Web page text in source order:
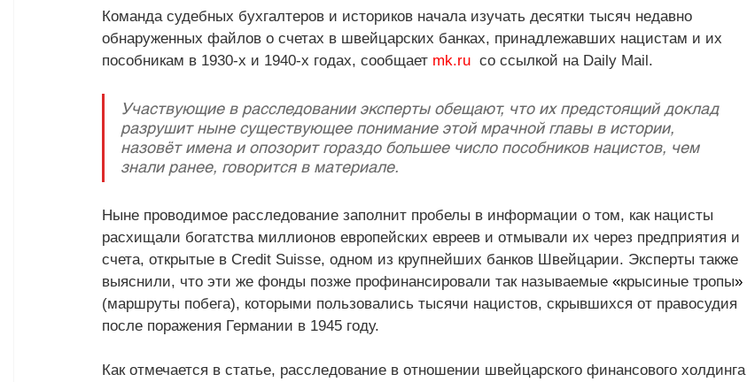
Команда судебных бухгалтеров и историков начала изучать десятки тысяч недавно
обнаруженных файлов о счетах в швейцарских банках, принадлежавших нацистам и их
пособникам в 1930-х и 1940-х годах, сообщает mk.ru со ссылкой на Daily Mail.
Участвующие в расследовании эксперты обещают, что их предстоящий доклад
разрушит ныне существующее понимание этой мрачной главы в истории,
назовёт имена и опозорит гораздо большее число пособников нацистов, чем
знали ранее, говорится в материале.
Ныне проводимое расследование заполнит пробелы в информации о том, как нацисты
расхищали богатства миллионов европейских евреев и отмывали их через предприятия и
счета, открытые в Credit Suisse, одном из крупнейших банков Швейцарии. Эксперты также
выяснили, что эти же фонды позже профинансировали так называемые «крысиные тропы»
(маршруты побега), которыми пользовались тысячи нацистов, скрывшихся от правосудия
после поражения Германии в 1945 году.
Как отмечается в статье, расследование в отношении швейцарского финансового холдинга